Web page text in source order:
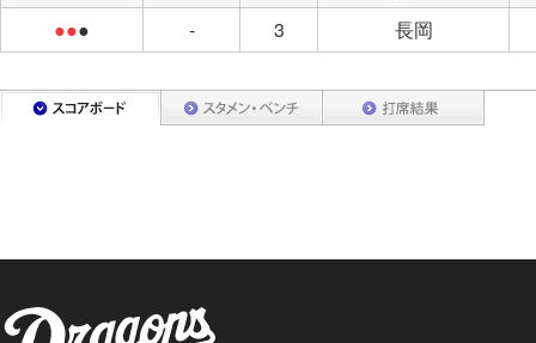
●●● - 3 長岡